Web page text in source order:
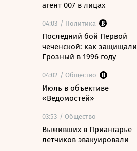
агент 007 в лицах
04:03 / Политика
Последний бой Первой
чеченской: как защищали
Грозный в 1996 году
04:02 / Общество
Июль в объективе
«Ведомостей»
03:53 / Общество
Выживших в Приангарье
летчиков эвакуировали